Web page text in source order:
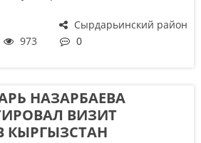
Сырдарьинский район
973
0
НАЗАРБАЕВА
ВИЗИТ
КЫРГЫЗСТАН